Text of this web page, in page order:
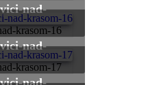
krasom-16
krasom-17